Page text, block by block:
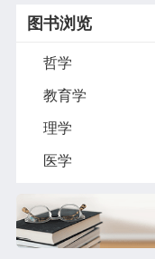
图书浏览
哲学
教育学
理学
医学